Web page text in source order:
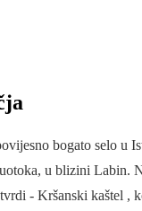
bogato selo u
u blizini Labin.
- Kršanski kaštel ,